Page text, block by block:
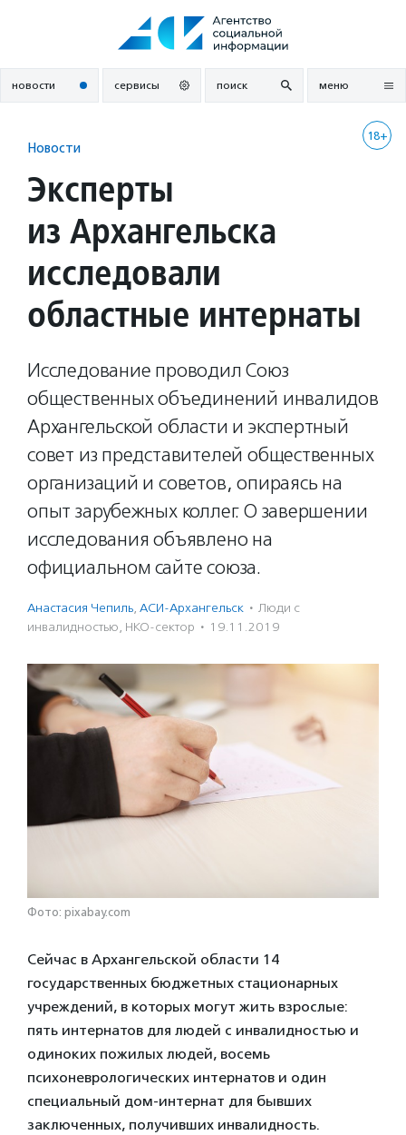
новости сервисы поиск меню
18+
Новости
Эксперты
из Архангельска
исследовали
областные интернаты
Исследование проводил Союз
общественных объединений инвалидов
Архангельской области и экспертный
совет из представителей общественных
организаций и советов, опираясь на
опыт зарубежных коллег. О завершении
исследования объявлено на
официальном сайте союза.
Анастасия Чепиль, АСИ-Архангельск · Люди с
инвалидностью, НКО-сектор · 19.11.2019
Фото: pixabay.com
Сейчас в Архангельской области 14
государственных бюджетных стационарных
учреждений, в которых могут жить взрослые:
пять интернатов для людей с инвалидностью и
одиноких пожилых людей, восемь
психоневрологических интернатов и один
специальный дом-интернат для бывших
заключенных, получивших инвалидность.